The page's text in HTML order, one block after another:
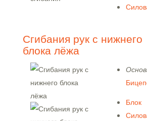
Сгибания рук с нижнего
блока лёжа
Блок